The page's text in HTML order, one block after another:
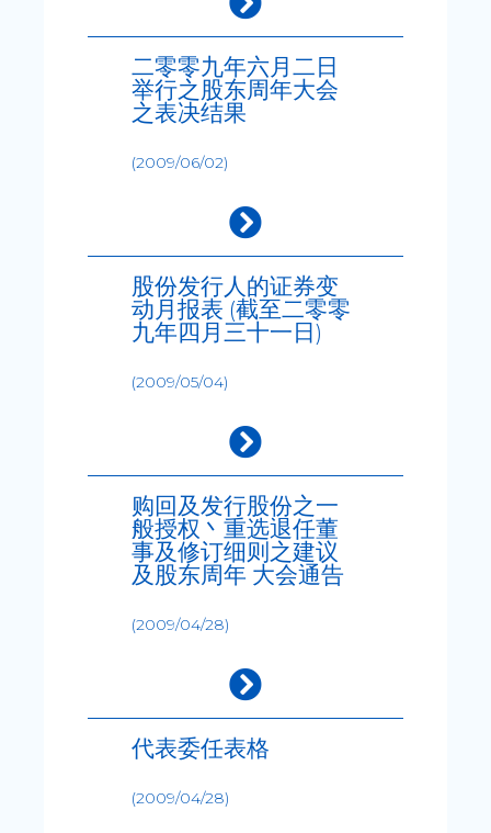
二零零九年六月二日
举行之股东周年大会
之表决结果
(2009/06/02)
股份发行人的证券变
动月报表 (截至二零零
九年四月三十一日)
(2009/05/04)
购回及发行股份之一
般授权丶重选退任董
事及修订细则之建议
及股东周年 大会通告
(2009/04/28)
代表委任表格
(2009/04/28)